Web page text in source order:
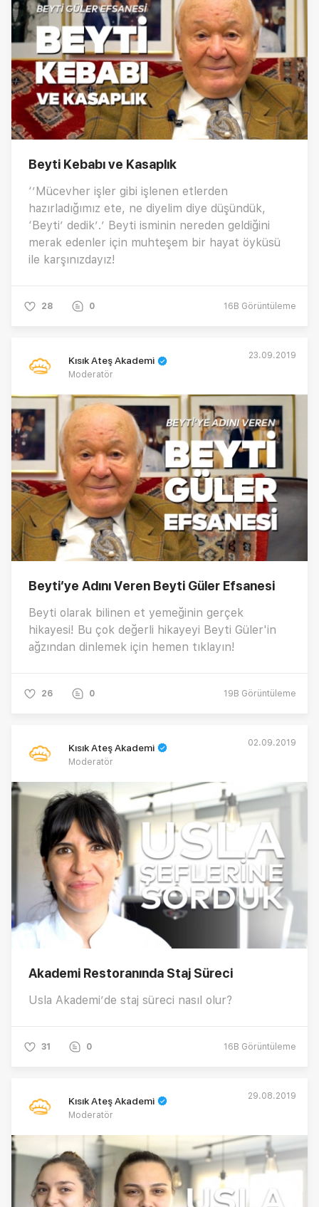
Beyti Kebabı ve Kasaplık
‘’Mücevher işler gibi işlenen etlerden
hazırladığımız ete, ne diyelim diye düşündük,
‘Beyti’ dedik’.’ Beyti isminin nereden geldiğini
merak edenler için muhteşem bir hayat öyküsü
ile karşınızdayız!
28 0 16B Görüntüleme
Kısık Ateş Akademi
Moderatör
23.09.2019
Beyti’ye Adını Veren Beyti Güler Efsanesi
Beyti olarak bilinen et yemeğinin gerçek
hikayesi! Bu çok değerli hikayeyi Beyti Güler'in
ağzından dinlemek için hemen tıklayın!
26 0 19B Görüntüleme
Kısık Ateş Akademi
Moderatör
02.09.2019
Akademi Restoranında Staj Süreci
Usla Akademi’de staj süreci nasıl olur?
31 0 16B Görüntüleme
Kısık Ateş Akademi
Moderatör
29.08.2019